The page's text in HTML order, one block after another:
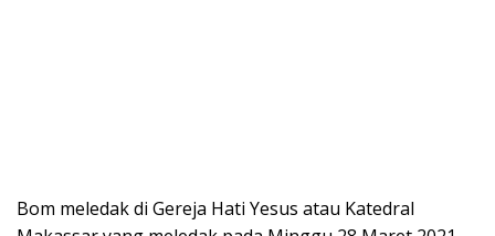
Bom meledak di Gereja Hati Yesus atau Katedral